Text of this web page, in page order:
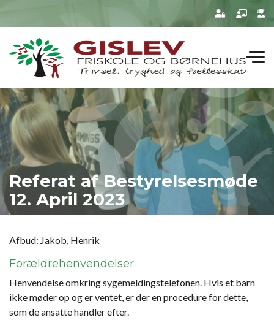
hovedindhold
Referat af Bestyrelsesmøde
12. April 2023
Afbud: Jakob, Henrik
Forældrehenvendelser
Henvendelse omkring sygemeldingstelefonen. Hvis et barn
ikke møder op og er ventet, er der en procedure for dette,
som de ansatte handler efter.